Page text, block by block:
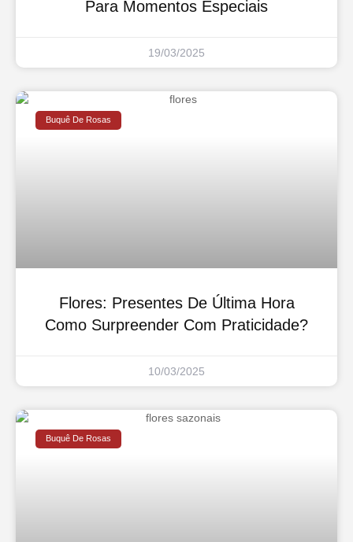
Para Momentos Especiais
19/03/2025
Buquê De Rosas
Flores: Presentes De Última Hora
Como Surpreender Com Praticidade?
10/03/2025
Buquê De Rosas